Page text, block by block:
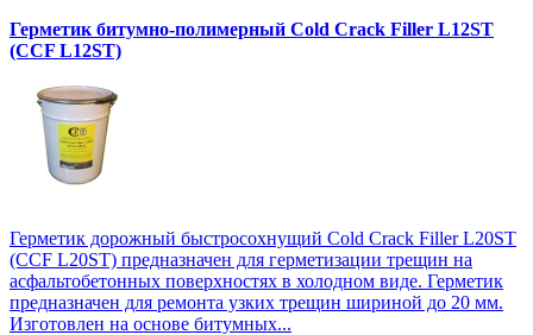
Герметик битумно-полимерный Cold Crack Filler L12SТ
(CCF L12SТ)
Герметик дорожный быстросохнущий Cold Crack Filler L20SТ
(CCF L20SТ) предназначен для герметизации трещин на
асфальтобетонных поверхностях в холодном виде. Герметик
предназначен для ремонта узких трещин шириной до 20 мм.
Изготовлен на основе битумных...